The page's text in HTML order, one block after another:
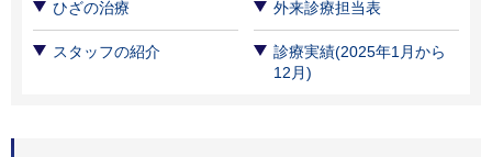
ひざの治療 外来診療担当表
スタッフの紹介
診療実績(2025年1月から
12月)